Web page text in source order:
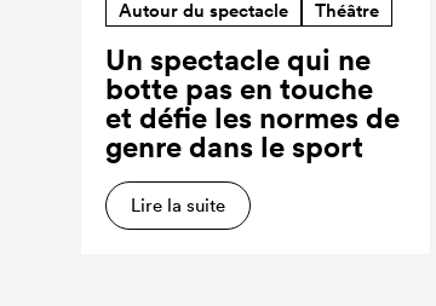
Autour du spectacle Théâtre
Un spectacle qui ne
botte pas en touche
et défie les normes de
genre dans le sport
Lire la suite